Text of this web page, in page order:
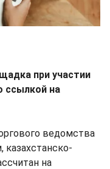
при участии
ссылкой на
ведомства
на